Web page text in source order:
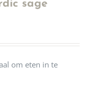
sage
om eten in te